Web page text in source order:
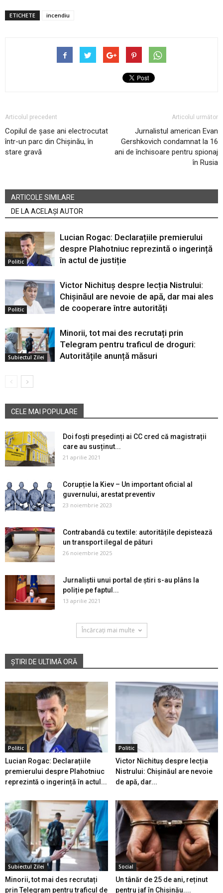
ETICHETE incendiu
Articolul precedent
Copilul de șase ani electrocutat
într-un parc din Chișinău, în
stare gravă
Articolul următor
Jurnalistul american Evan
Gershkovich condamnat la 16
ani de închisoare pentru spionaj
în Rusia
ARTICOLE SIMILARE
DE LA ACELAȘI AUTOR
Politic
Lucian Rogac: Declarațiile premierului
despre Plahotniuc reprezintă o ingerință
în actul de justiție
Politic
Victor Nichituș despre lecția Nistrului:
Chișinăul are nevoie de apă, dar mai ales
de cooperare între autorități
Subiectul Zilei
Minorii, tot mai des recrutați prin
Telegram pentru traficul de droguri:
Autoritățile anunță măsuri
CELE MAI POPULARE
Doi foști președinți ai CC cred că magistrații
care au susținut...
21 aprilie 2021
Corupție la Kiev – Un important oficial al
guvernului, arestat preventiv
23 noiembrie 2023
Contrabandă cu textile: autoritățile depistează
un transport ilegal de pături
26 noiembrie 2025
Jurnaliștii unui portal de știri s-au plâns la
poliție pe faptul...
13 aprilie 2021
Încărcați mai multe
ȘTIRI DE ULTIMĂ ORĂ
Politic
Lucian Rogac: Declarațiile
premierului despre Plahotniuc
reprezintă o ingerință în actul...
Politic
Victor Nichituș despre lecția
Nistrului: Chișinăul are nevoie
de apă, dar...
Subiectul Zilei
Minorii, tot mai des recrutați
prin Telegram pentru traficul de
Social
Un tânăr de 25 de ani, reținut
pentru jaf în Chișinău....